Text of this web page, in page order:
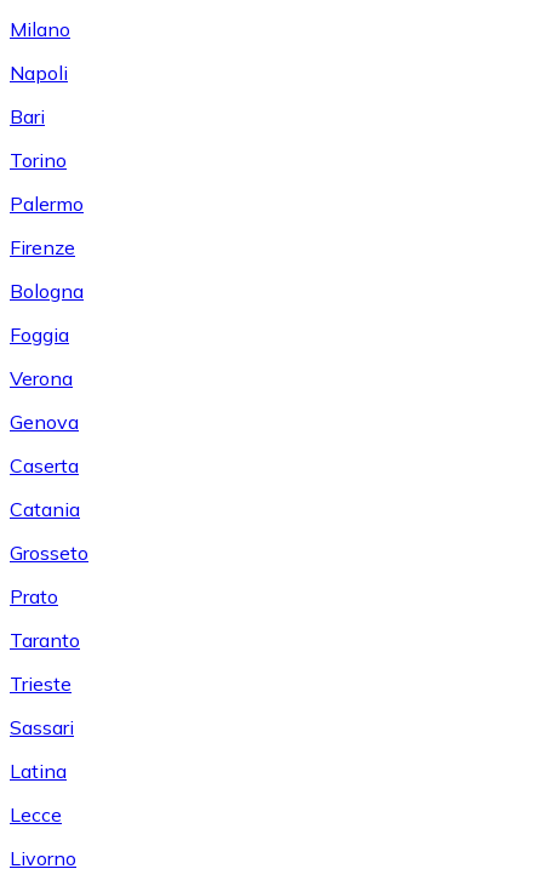
Milano
Napoli
Bari
Torino
Palermo
Firenze
Bologna
Foggia
Verona
Genova
Caserta
Catania
Grosseto
Prato
Taranto
Trieste
Sassari
Latina
Lecce
Livorno